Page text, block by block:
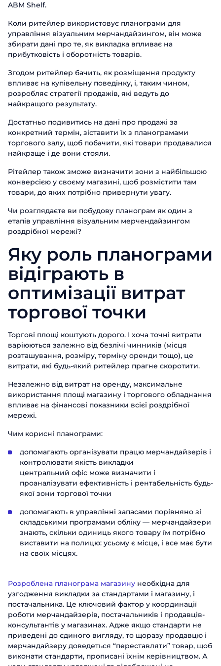
ABM Shelf.
Коли ритейлер використовує планограми для
управління візуальним мерчандайзингом, він може
збирати дані про те, як викладка впливає на
прибутковість і оборотність товарів.
Згодом ритейлер бачить, як розміщення продукту
впливає на купівельну поведінку, і, таким чином,
розробляє стратегії продажів, які ведуть до
найкращого результату.
Достатньо подивитись на дані про продажі за
конкретний термін, зіставити їх з планограмами
торгового залу, щоб побачити, які товари продавалися
найкраще і де вони стояли.
Рітейлер також зможе визначити зони з найбільшою
конверсією у своєму магазині, щоб розмістити там
товари, до яких потрібно привернути увагу.
Чи розглядаєте ви побудову планограм як один з
етапів управління візуальним мерчендайзингом
роздрібної мережі?
Яку роль планограми
відіграють в
оптимізації витрат
торгової точки
Торгові площі коштують дорого. І хоча точні витрати
варіюються залежно від безлічі чинників (місця
розташування, розміру, терміну оренди тощо), це
витрати, які будь-який ритейлер прагне скоротити.
Незалежно від витрат на оренду, максимальне
використання площі магазину і торгового обладнання
впливає на фінансові показники всієї роздрібної
мережі.
Чим корисні планограми:
допомагають організувати працю мерчандайзерів і
контролювати якість викладки
центральний офіс може визначити і
проаналізувати ефективність і рентабельність будь-
якої зони торгової точки
допомагають в управлінні запасами порівняно зі
складськими програмами обліку — мерчандайзери
знають, скільки одиниць якого товару їм потрібно
виставити на полицю: усьому є місце, і все має бути
на своїх місцях.
Розроблена планограма магазину необхідна для
узгодження викладки за стандартами і магазину, і
постачальника. Це ключовий фактор у координації
роботи мерчандайзерів, постачальників і продавців-
консультантів у магазинах. Адже якщо стандарти не
приведені до єдиного вигляду, то щоразу продавцю і
мерчандайзеру доведеться “переставляти” товар, щоб
виконати стандарти, прописані їхнім керівництвом. А